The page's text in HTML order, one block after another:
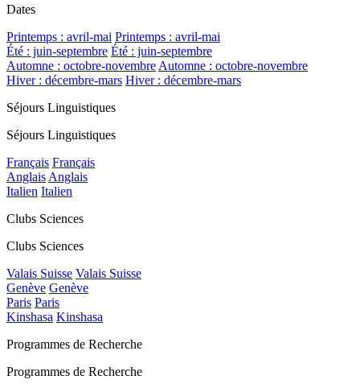
Dates
Printemps : avril-mai Printemps : avril-mai
Été : juin-septembre Été : juin-septembre
Automne : octobre-novembreAutomne : octobre-novembre
Hiver : décembre-mars Hiver : décembre-mars
Séjours Linguistiques
Séjours Linguistiques
Français Français
AnglaisAnglais
Italien Italien
Clubs Sciences
Clubs Sciences
Valais Suisse Valais Suisse
Genève Genève
Paris Paris
Kinshasa Kinshasa
Programmes de Recherche
Programmes de Recherche